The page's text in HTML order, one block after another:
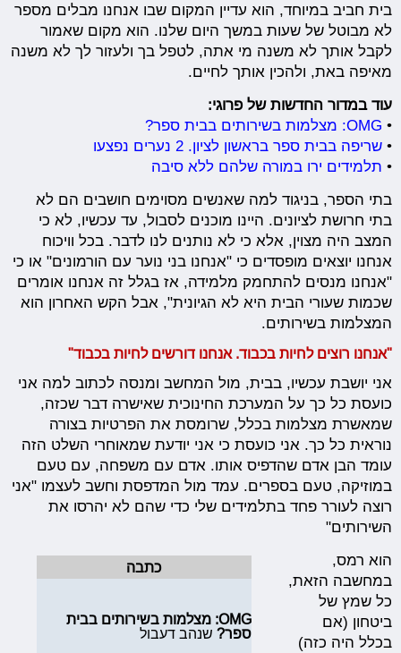
בית חביב במיוחד, הוא עדיין המקום שבו אנחנו מבלים מספר
לא מבוטל של שעות במשך היום שלנו. הוא מקום שאמור
לקבל אותך לא משנה מי אתה, לטפל בך ולעזור לך לא משנה
מאיפה באת, ולהכין אותך לחיים.
עוד במדור החדשות של פרוגי:
• OMG: מצלמות בשירותים בבית ספר?
•שריפה בבית ספר בראשון לציון. 2 נערים נפצעו
• תלמידים ירו במורה שלהם ללא סיבה
בתי הספר, בניגוד למה שאנשים מסוימים חושבים הם לא
בתי חרושת לציונים. היינו מוכנים לסבול, עד עכשיו, לא כי
המצב היה מצוין, אלא כי לא נותנים לנו לדבר. בכל וויכוח
אנחנו יוצאים מופסדים כי "אנחנו בני נוער עם הורמונים" או כי
"אנחנו מנסים להתחמק מלמידה, אז בגלל זה אנחנו אומרים
שכמות שעורי הבית היא לא הגיונית", אבל הקש האחרון הוא
המצלמות בשירותים.
"אנחנו רוצים לחיות בכבוד. אנחנו דורשים לחיות בכבוד"
אני יושבת עכשיו, בבית, מול המחשב ומנסה לכתוב למה אני
כועסת כל כך על המערכת החינוכית שאישרה דבר שכזה,
שמאשרת מצלמות בכלל, שרומסת את הפרטיות בצורה
נוראית כל כך. אני כועסת כי אני יודעת שמאוחרי השלט הזה
עומד הבן אדם שהדפיס אותו. אדם עם משפחה, עם טעם
במוזיקה, טעם בספרים. עמד מול המדפסת וחשב לעצמו "אני
רוצה לעורר פחד בתלמידים שלי כדי שהם לא יהרסו את
השירותים"
כתבה
OMG: מצלמות בשירותים בבית
ספר? שנהב דעבול
הוא רמס,
במחשבה הזאת,
כל שמץ של
ביטחון (אם
בכלל היה כזה)